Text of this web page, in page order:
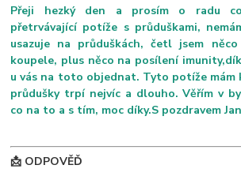
Přeji hezký den a prosím o radu
přetrvávající potíže s průduškami,
usazuje na průduškách, četl jsem
koupele, plus něco na posílení
u vás na toto objednat. Tyto potíže mám
průdušky trpí nejvíc a dlouho. Věřím v
co na to a s tím, moc díky.S pozdravem
📩 ODPOVĚĎ